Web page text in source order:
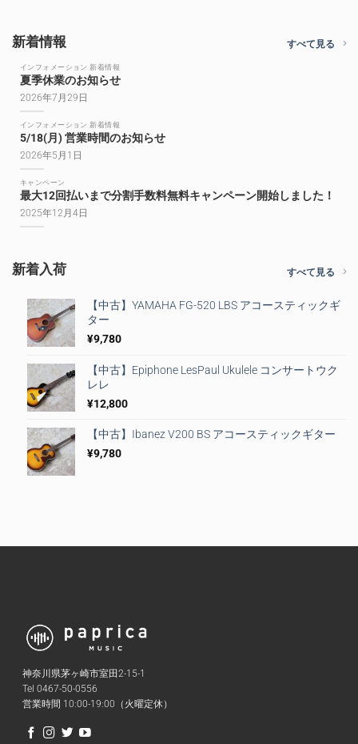
新着情報 すべて見る
インフォメーション 新着情報
夏季休業のお知らせ
2026年7月29日
インフォメーション 新着情報
5/18(月) 営業時間のお知らせ
2026年5月1日
キャンペーン
最大12回払いまで分割手数料無料キャンペーン開始しました！
2025年12月4日
新着入荷 すべて見る
【中古】YAMAHA FG-520 LBS アコースティックギ
ター
¥9,780
【中古】Epiphone LesPaul Ukulele コンサートウク
レレ
¥12,800
【中古】Ibanez V200 BS アコースティックギター
¥9,780
神奈川県茅ヶ崎市室田2-15-1
Tel 0467-50-0556
営業時間 10:00-19:00（火曜定休）